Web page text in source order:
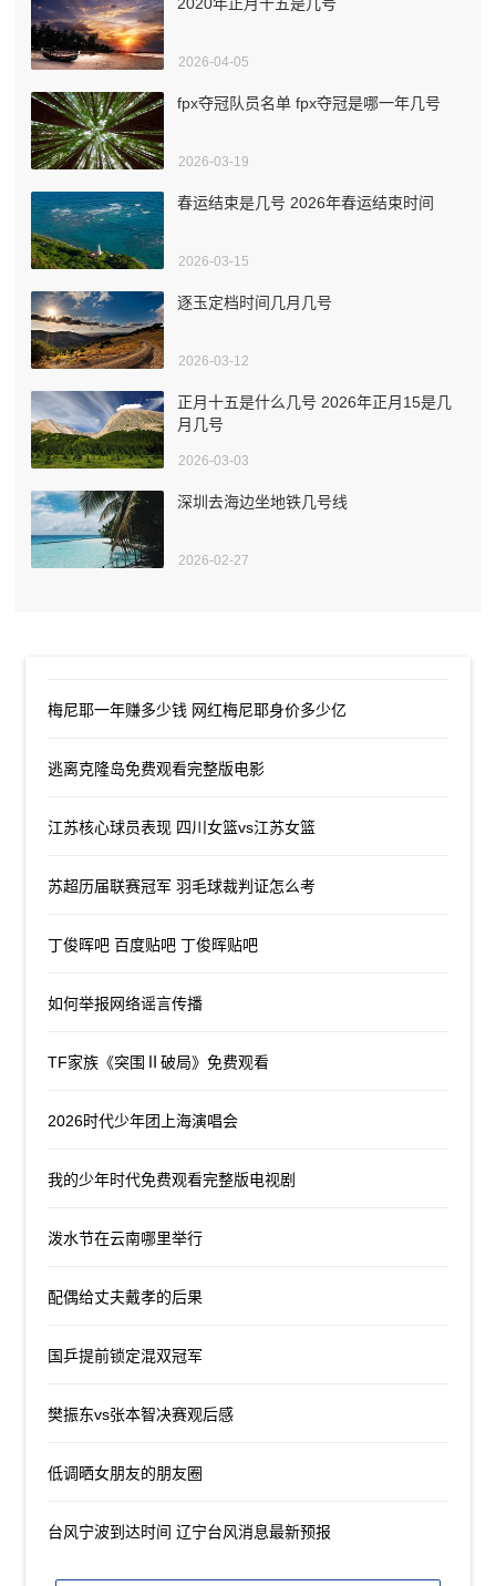
2026-04-05
fpx夺冠队员名单 fpx夺冠是哪一年几号
2026-03-19
春运结束是几号 2026年春运结束时间
2026-03-15
逐玉定档时间几月几号
2026-03-12
正月十五是什么几号 2026年正月15是几
月几号
2026-03-03
深圳去海边坐地铁几号线
2026-02-27
梅尼耶一年赚多少钱 网红梅尼耶身价多少亿
逃离克隆岛免费观看完整版电影
江苏核心球员表现 四川女篮vs江苏女篮
苏超历届联赛冠军 羽毛球裁判证怎么考
丁俊晖吧 百度贴吧 丁俊晖贴吧
如何举报网络谣言传播
TF家族《突围Ⅱ破局》免费观看
2026时代少年团上海演唱会
我的少年时代免费观看完整版电视剧
泼水节在云南哪里举行
配偶给丈夫戴孝的后果
国乒提前锁定混双冠军
樊振东vs张本智决赛观后感
低调晒女朋友的朋友圈
台风宁波到达时间 辽宁台风消息最新预报